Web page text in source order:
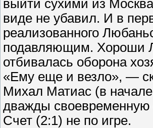
выйти сухими из
виде не убавил. И в
реализованного
подавляющим. Хороши
отбивалась оборона
«Ему еще и везло», —
Михал Матиас (в
дважды своевременную
Счет (2:1) не по игре.